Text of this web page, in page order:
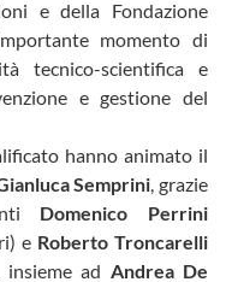
e della Fondazione
momento di
tecnico-scientifica e
e gestione del
hanno animato il
Semprini, grazie
Domenico Perrini
e Roberto Troncarelli
insieme ad Andrea De